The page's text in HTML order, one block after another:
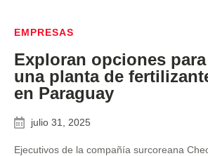
EMPRESAS
Exploran opciones
una planta de
en Paraguay
julio 31, 2025
Ejecutivos de la compañía surcoreana